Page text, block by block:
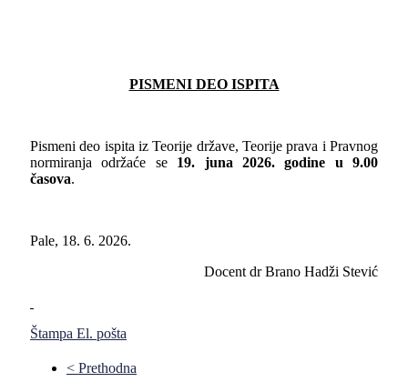
PISMENI DEO ISPITA
Pismeni deo ispita iz Teorije države, Teorije prava i Pravnog
normiranja održaće se 19. juna 2026. godine u 9.00
časova.
Pale, 18. 6. 2026.
Docent dr Brano Hadži Stević
Štampa El. pošta
< Prethodna